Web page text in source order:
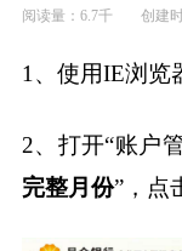
阅读量：6.7千 创建
1、使用IE浏览
2、打开“账户
完整月份”，点